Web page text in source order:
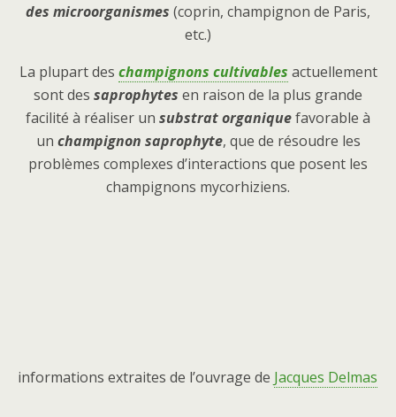
des microorganismes (coprin, champignon de Paris,
etc.)
La plupart des champignons cultivables actuellement
sont des saprophytes en raison de la plus grande
facilité à réaliser un substrat organiquefavorable à
un champignon saprophyte, que de résoudre les
problèmes complexes d’interactions que posent les
champignons mycorhiziens.
informations extraites de l’ouvrage de Jacques Delmas